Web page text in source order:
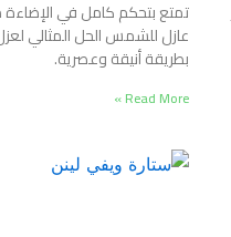
تمتع بتحكم كامل في الإضاءة
عازل للشمس الحل المثالي
بطريقة أنيقة وعصرية.
Read More »